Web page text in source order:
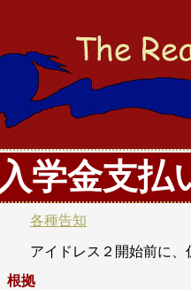
入学金支払
各種告知
アイドレス２開始前に
根拠